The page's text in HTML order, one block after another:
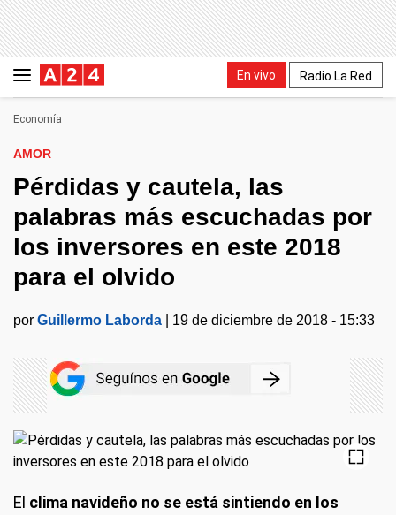
En vivo Radio La Red
Economía
AMOR
Pérdidas y cautela, las
palabras más escuchadas por
los inversores en este 2018
para el olvido
por Guillermo Laborda 19 de diciembre de 2018 - 15:33
El clima navideño no se está sintiendo en los